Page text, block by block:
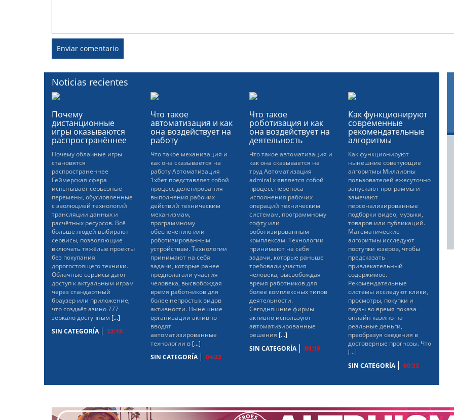
Noticias recientes
Почему
дистанционные
игры оказываются
распространённее
Почему облачные игры
становятся
распространённее
Геймерская сфера
испытывает серьёзные
перемены, обусловленные
с эволюцией технологий
трансляции данных и
расчётных ресурсов. Всё
больше людей выбирают
сервисы, позволяющие
включать тяжёлые проекты
без покупания
дорогостоящего техники.
Облачные сервисы дают
доступ к актуальным играм
через стандартный
браузер или приложение,
что создаёт азино 777
зеркало доступным [...]
SIN CATEGORÍA
23:18
Что такое
автоматизация и как
она воздействует на
работу
Что такое механизация и
как она сказывается на
работу Автоматизация
1хбет представляет собой
процесс делегирования
выполнения рабочих
действий техническим
механизмам,
программному
обеспечению или
роботизированным
устройствам. Технологии
принимают на себя
задачи, которые ранее
предполагали участия
человека, высвобождая
время работников для
более непростых видов
активности. Нынешние
организации активно
вводят
автоматизированные
технологии в [...]
SIN CATEGORÍA
04:23
Что такое
роботизация и как
она воздействует на
деятельность
Что такое автоматизация и
как она сказывается на
труд Автоматизация
admiral x является собой
процесс переноса
исполнения рабочих
операций техническим
системам, программному
софту или
роботизированным
комплексам. Технологии
принимают на себя
задачи, которые раньше
требовали участия
человека, высвобождая
время работников для
более комплексных типов
деятельности.
Сегодняшние фирмы
активно используют
автоматизированные
решения [...]
SIN CATEGORÍA
04:19
Как функционируют
современные
рекомендательные
алгоритмы
Как функционируют
нынешние советующие
алгоритмы Миллионы
пользователей ежесуточно
запускают программы и
замечают
персонализированные
подборки видео, музыки,
товаров или публикаций.
Математические
алгоритмы исследуют
поступки юзеров, чтобы
предсказать
привлекательный
содержимое.
Рекомендательные
системы исследуют клики,
просмотры, покупки и
паузы во время показа
онлайн казино на
реальные деньги,
преобразуя сведения в
достоверные прогнозы. Что
[...]
SIN CATEGORÍA
00:33